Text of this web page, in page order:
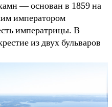
— основан в 1859 на
императором
императрицы. В
из двух бульваров